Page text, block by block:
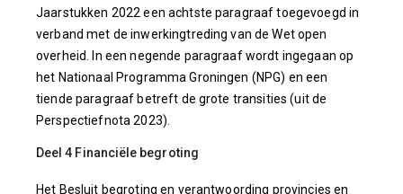
Jaarstukken 2022 een achtste paragraaf toegevoegd in
verband met de inwerkingtreding van de Wet open
overheid. In een negende paragraaf wordt ingegaan op
het Nationaal Programma Groningen (NPG) en een
tiende paragraaf betreft de grote transities (uit de
Perspectiefnota 2023).
Deel 4 Financiële begroting
Het Besluit begroting en verantwoording provincies en